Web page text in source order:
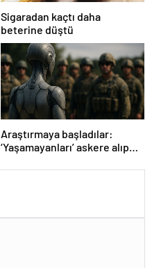
Sigaradan kaçtı daha
beterine düştü
Araştırmaya başladılar:
‘Yaşamayanları’ askere alıp